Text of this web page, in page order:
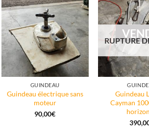
GUINDEAU
Guindeau électrique sans
moteur
90,00€
RUPTURE
Guindeau
Cayman